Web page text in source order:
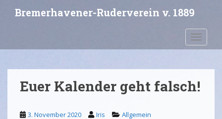
t
Bremerhavener-Ruderverein v. 1889
Toggle
Euer Kalender geht falsch!
3. November 2020 Iris Allgemein